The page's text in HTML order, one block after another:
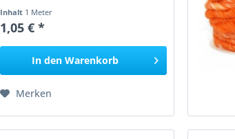
Inhalt 1 Meter
1,05 € *
In den Warenkorb
Merken